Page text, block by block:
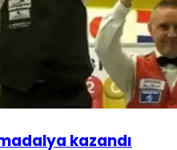
kazandı